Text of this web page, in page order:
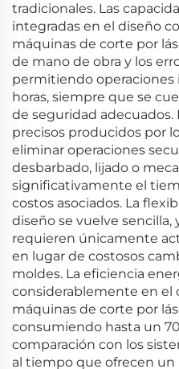
tradicionales. Las
integradas en el diseño
máquinas de corte por
de mano de obra y los
permitiendo
horas, siempre que se
de seguridad adecuados.
precisos producidos por
eliminar operaciones
desbarbado, lijado o
significativamente el
costos asociados. La
diseño se vuelve
requieren únicamente
en lugar de costosos
moldes. La eficiencia
considerablemente en el
máquinas de corte por
consumiendo hasta un
comparación con los
al tiempo que ofrecen